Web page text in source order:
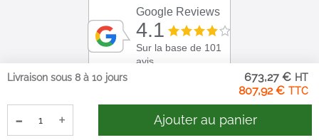
807,92 €
673,27 €
Livraison sous 8 à 10 jours
- + Ajouter au panier
Google Reviews
4.1
Sur la base de 101
avis